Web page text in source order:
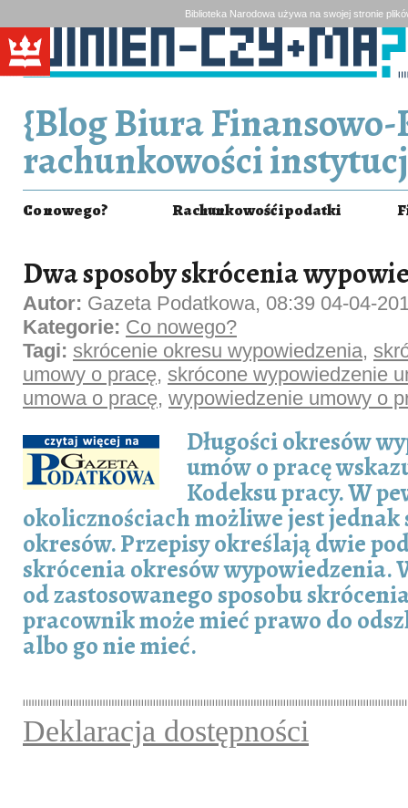
Biblioteka Narodowa używa na swojej stronie
{Blog Biura
rachunkowości
Co nowego? Rachunkowość i podatki
Dwa sposoby skrócenia
Autor: Gazeta Podatkowa, 08:39 04-04-
Kategorie: Co nowego?
Tagi: skrócenie okresu wypowiedzenia,
umowy o pracę, skrócone wypowiedzenie
umowa o pracę, wypowiedzenie umowy o
Długości okresów
umów o pracę
Kodeksu pracy. W
okolicznościach możliwe jest
okresów. Przepisy określają dwie
skrócenia okresów wypowiedzenia.
od zastosowanego sposobu
pracownik może mieć prawo do
albo go nie mieć.
Deklaracja dostępności